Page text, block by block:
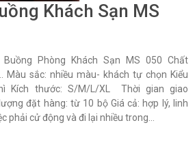
Khách Sạn MS
Phòng Khách Sạn MS 050 Chất
Màu sắc: nhiều màu- khách tự chọn Kiểu
Kích thước: S/M/L/XL Thời gian giao
đặt hàng: từ 10 bộ Giá cả: hợp lý, linh
phải cử động và đi lại nhiều trong...